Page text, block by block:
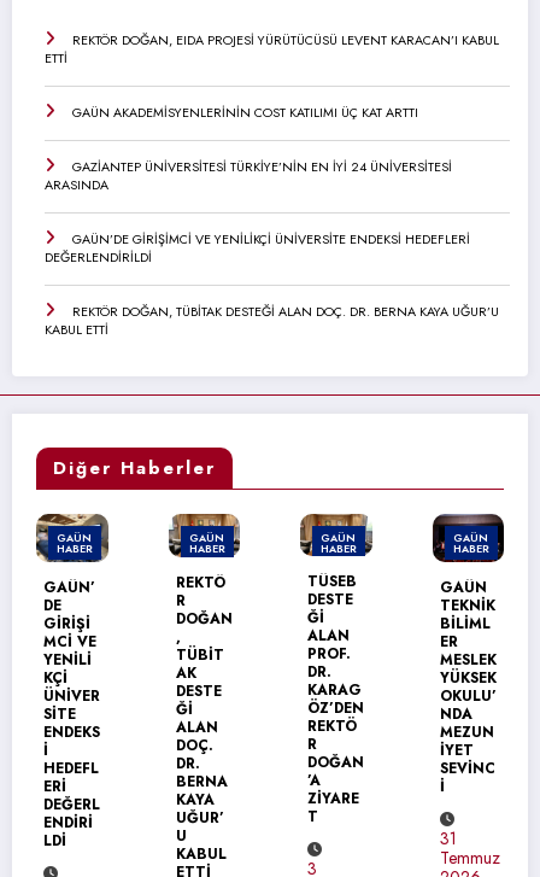
REKTÖR DOĞAN, EIDA PROJESİ YÜRÜTÜCÜSÜ LEVENT KARACAN’I KABUL
ETTİ
GAÜN AKADEMİSYENLERİNİN COST KATILIMI ÜÇ KAT ARTTI
GAZİANTEP ÜNİVERSİTESİ TÜRKİYE’NİN EN İYİ 24 ÜNİVERSİTESİ
ARASINDA
GAÜN’DE GİRİŞİMCİ VE YENİLİKÇİ ÜNİVERSİTE ENDEKSİ HEDEFLERİ
DEĞERLENDİRİLDİ
REKTÖR DOĞAN, TÜBİTAK DESTEĞİ ALAN DOÇ. DR. BERNA KAYA UĞUR’U
KABUL ETTİ
Diğer Haberler
GAÜN
HABER
REKTÖ
R
DOĞAN
,
TÜBİT
AK
DESTE
Ğİ
ALAN
DR.
BERNA
KAYA
UĞUR’
U
GAÜN
HABER
TÜSEB
Ğİ
PROF.
DR.
KARAG
REKTÖ
R
DOĞAN
’A
ZİYARE
T
3
GAÜN
HABER
GAÜN
TEKNİK
BİLİML
ER
MESLEK
YÜKSEK
OKULU’
NDA
MEZUN
İYET
SEVİNC
GAÜN
HABER
GAÜN’
DEN
GELEC
EĞİN
BİLİŞİM
CİLERİ
NE
UYGUL
AMALI
SİBER
GÜVEN